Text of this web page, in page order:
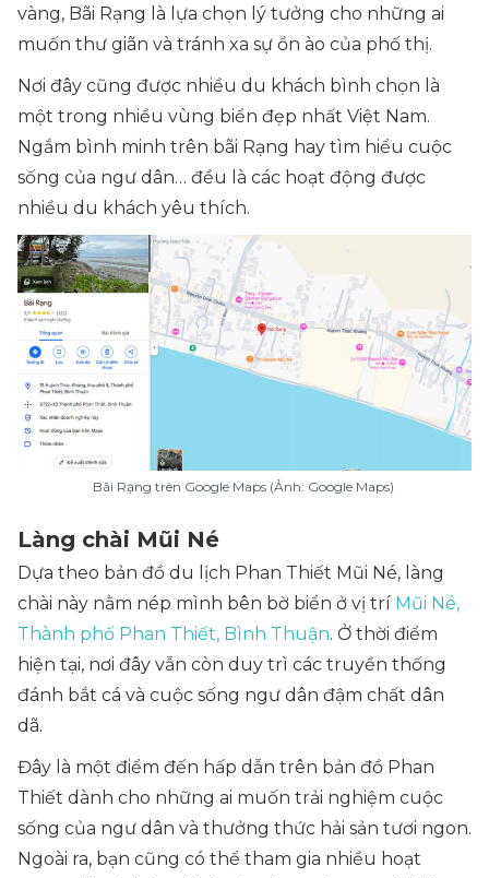
vàng, Bãi Rạng là lựa chọn lý tưởng cho những ai
muốn thư giãn và tránh xa sự ồn ào của phố thị.
Nơi đây cũng được nhiều du khách bình chọn là
một trong nhiều vùng biển đẹp nhất Việt Nam.
Ngắm bình minh trên bãi Rạng hay tìm hiểu cuộc
sống của ngư dân… đều là các hoạt động được
nhiều du khách yêu thích.
Bãi Rạng trên Google Maps (Ảnh: Google Maps)
Làng chài Mũi Né
Dựa theo bản đồ du lịch Phan Thiết Mũi Né, làng
chài này nằm nép mình bên bờ biển ở vị trí Mũi Né,
Thành phố Phan Thiết, Bình Thuận. Ở thời điểm
hiện tại, nơi đây vẫn còn duy trì các truyền thống
đánh bắt cá và cuộc sống ngư dân đậm chất dân
dã.
Đây là một điểm đến hấp dẫn trên bản đồ Phan
Thiết dành cho những ai muốn trải nghiệm cuộc
sống của ngư dân và thưởng thức hải sản tươi ngon.
Ngoài ra, bạn cũng có thể tham gia nhiều hoạt